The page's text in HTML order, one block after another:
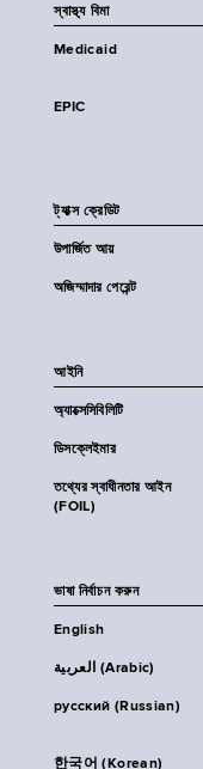
স্বাস্থ্য বিমা
Medicaid
EPIC
ট্যাক্স ক্রেডিট
উপার্জিত আয়
অজিম্মাদার পেরেন্ট
আইনি
অ্যাক্সেসিবিলিটি
ডিসক্লেইমার
তথ্যের স্বাধীনতার আইন
(FOIL)
ভাষা নির্বাচন করুন
English
العربية (Arabic)
русский (Russian)
한국어 (Korean)